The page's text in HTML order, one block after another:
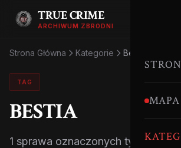
TRUE CRIME
ARCHIWUM ZBRODNI
Strona Główna Kategorie Bestia
TAG
BESTIA
1 sprawa oznaczonych tym tagiem.